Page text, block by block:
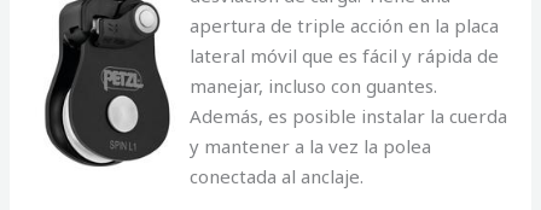
apertura de triple acción en la placa
lateral móvil que es fácil y rápida de
manejar, incluso con guantes.
Además, es posible instalar la cuerda
y mantener a la vez la polea
conectada al anclaje.